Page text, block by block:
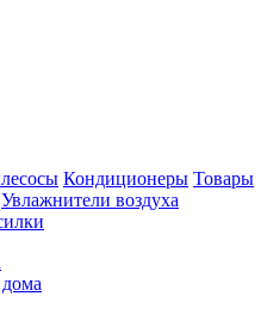
Кондиционеры Товары
Увлажнители воздуха